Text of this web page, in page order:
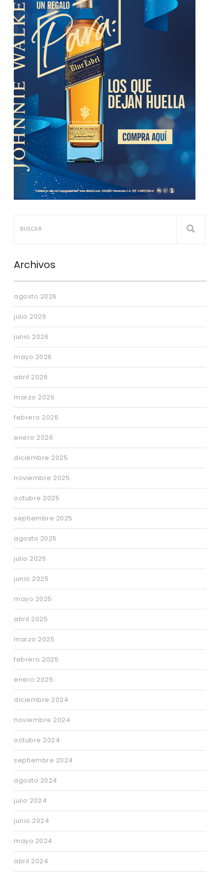
Archivos
agosto 2026
julio 2026
junio 2026
mayo 2026
abril 2026
marzo 2026
febrero 2026
enero 2026
diciembre 2025
noviembre 2025
octubre 2025
septiembre 2025
agosto 2025
julio 2025
junio 2025
mayo 2025
abril 2025
marzo 2025
febrero 2025
enero 2025
diciembre 2024
noviembre 2024
octubre 2024
septiembre 2024
agosto 2024
julio 2024
junio 2024
mayo 2024
abril 2024